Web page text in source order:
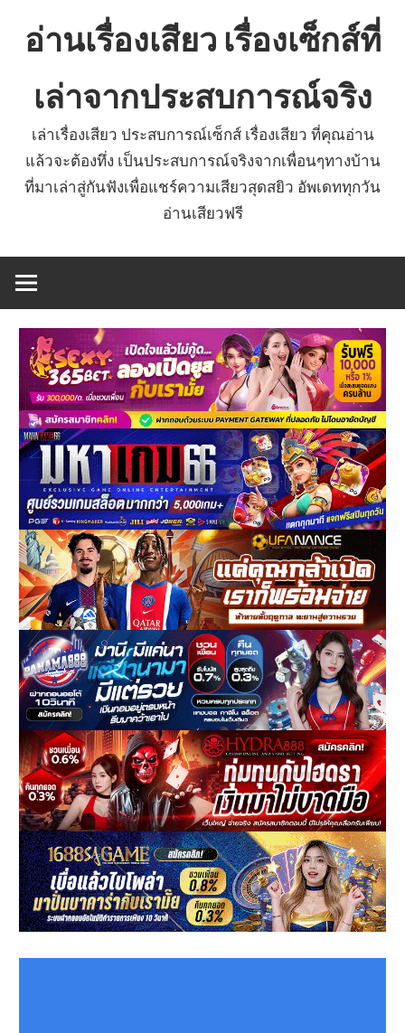
อ่านเรื่องเสียว เรื่องเซ็กส์ที่
เล่าจากประสบการณ์จริง
เล่าเรื่องเสียว ประสบการณ์เซ็กส์ เรื่องเสียว ที่คุณอ่าน
แล้วจะต้องทึ่ง เป็นประสบการณ์จริงจากเพื่อนๆทางบ้าน
ที่มาเล่าสู่กันฟังเพื่อแชร์ความเสียวสุดสยิว อัพเดททุกวัน
อ่านเสียวฟรี